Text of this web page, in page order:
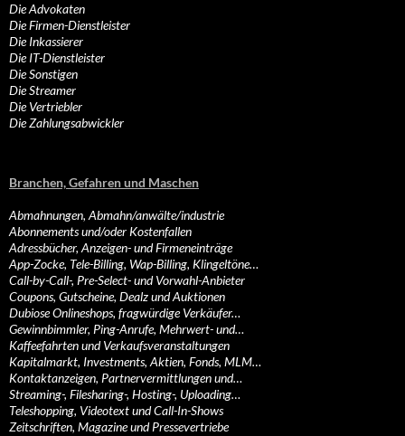
Die Advokaten
Die Firmen-Dienstleister
Die Inkassierer
Die IT-Dienstleister
Die Sonstigen
Die Streamer
Die Vertriebler
Die Zahlungsabwickler
Branchen, Gefahren und Maschen
Abmahnungen, Abmahn/anwälte/industrie
Abonnements und/oder Kostenfallen
Adressbücher, Anzeigen- und Firmeneinträge
App-Zocke, Tele-Billing, Wap-Billing, Klingeltöne…
Call-by-Call-, Pre-Select- und Vorwahl-Anbieter
Coupons, Gutscheine, Dealz und Auktionen
Dubiose Onlineshops, fragwürdige Verkäufer…
Gewinnbimmler, Ping-Anrufe, Mehrwert- und…
Kaffeefahrten und Verkaufsveranstaltungen
Kapitalmarkt, Investments, Aktien, Fonds, MLM…
Kontaktanzeigen, Partnervermittlungen und…
Streaming-, Filesharing-, Hosting-, Uploading…
Teleshopping, Videotext und Call-In-Shows
Zeitschriften, Magazine und Pressevertriebe